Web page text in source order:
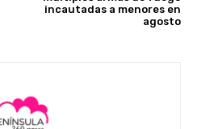
incautadas a menores en
agosto